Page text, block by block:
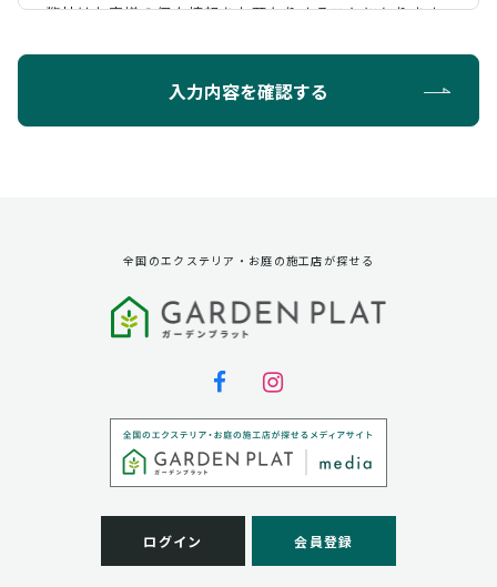
弊社はお客様の個人情報をお預かりすることになります
ように定め、保護に努めております。
第三者への提供
弊社は法律で定められている場合を除いて、お客様の個
個人情報の取扱い業務の委託
弊社は事業運営上、お客様により良いサービスを提供す
るために業務の一部を外部に委託しており、業務委託先
客様には、貴殿の個人情報の利用目的の通知、開示、訂
入力内容を確認する
全国のエクステリア・お庭の施工店が探せる
ログイン 会員登録